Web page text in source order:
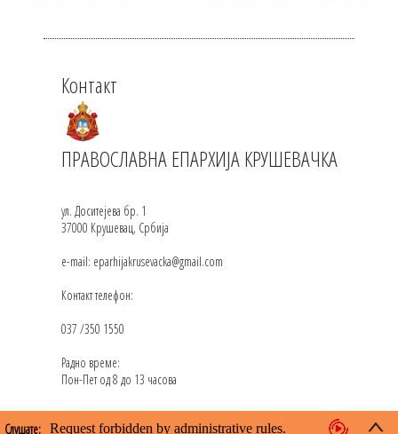
Контакт
ПРАВОСЛАВНА ЕПАРХИЈА КРУШЕВАЧКА
ул. Доситејева бр. 1
37000 Крушевац, Србија
e-mail: eparhijakrusevacka@gmail.com
Контакт телефон:
037 /350 1550
Радно време:
Пон-Пет од 8 до 13 часова
Слушате: